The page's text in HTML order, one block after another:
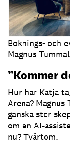
Boknings- och
Magnus
”Kommer
Hur har Katja
Arena? Magnus
ganska stor
om en AI-
nu? Tvärtom.